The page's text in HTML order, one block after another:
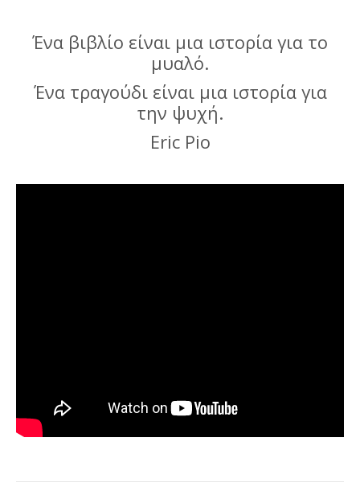
Ένα βιβλίο είναι μια ιστορία για το
μυαλό.
Ένα τραγούδι είναι μια ιστορία για
την ψυχή.
Eric Pio